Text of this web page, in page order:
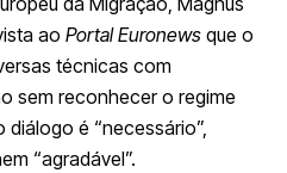
ao Portal Euronews que o
técnicas com
sem reconhecer o regime
é “necessário”,
“agradável”.